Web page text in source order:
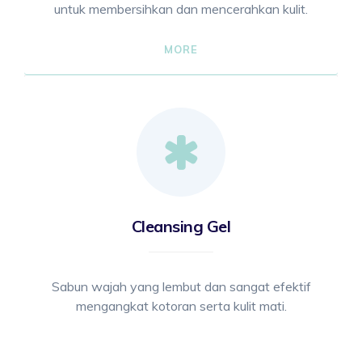
untuk membersihkan dan mencerahkan kulit.
MORE
Cleansing Gel
Sabun wajah yang lembut dan sangat efektif
mengangkat kotoran serta kulit mati.